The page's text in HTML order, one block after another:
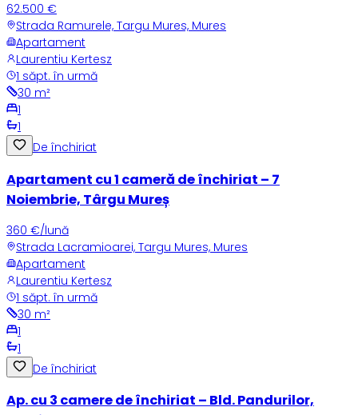
62.500 €
Strada Ramurele, Targu Mures, Mures
Apartament
Laurentiu Kertesz
1 săpt. în urmă
30 m²
1
1
De închiriat
Apartament cu 1 cameră de închiriat – 7
Noiembrie, Târgu Mureș
360 €/lună
Strada Lacramioarei, Targu Mures, Mures
Apartament
Laurentiu Kertesz
1 săpt. în urmă
30 m²
1
1
De închiriat
Ap. cu 3 camere de închiriat – Bld. Pandurilor,